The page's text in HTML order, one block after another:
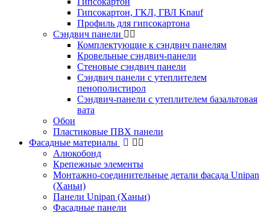
Гипсокартон, ГКЛ, ГВЛ Knauf
Профиль для гипсокартона
Сэндвич панели
Комплектующие к сэндвич панелям
Кровельные сэндвич-панели
Стеновые сэндвич панели
Сэндвич панели с утеплителем
пенополистирол
Сэндвич-панели с утеплителем базальтовая
вата
Обои
Пластиковые ПВХ панели
Фасадные материалы
Алюкобонд
Крепежные элементы
Монтажно-соединительные детали фасада Unipan
(Ханьи)
Панели Unipan (Ханьи)
Фасадные панели